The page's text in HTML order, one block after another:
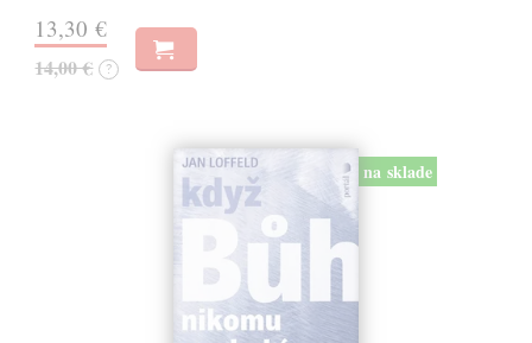
13,30 €
14,00 € ?
na sklade